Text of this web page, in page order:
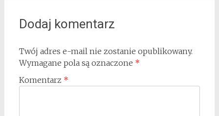
Dodaj komentarz
Twój adres e-mail nie zostanie opublikowany.
Wymagane pola są oznaczone *
Komentarz *